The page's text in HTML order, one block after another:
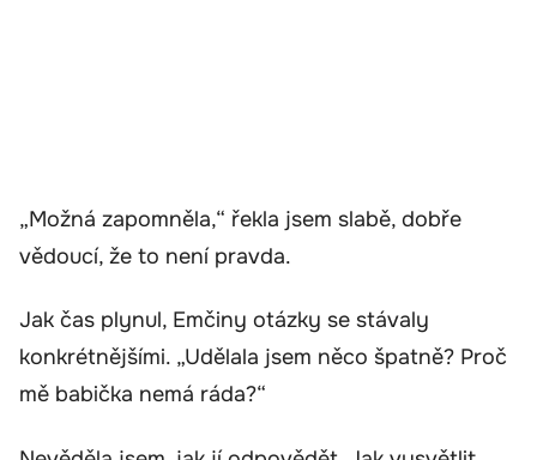
„Možná zapomněla,“ řekla jsem slabě, dobře
vědoucí, že to není pravda.
Jak čas plynul, Emčiny otázky se stávaly
konkrétnějšími. „Udělala jsem něco špatně? Proč
mě babička nemá ráda?“